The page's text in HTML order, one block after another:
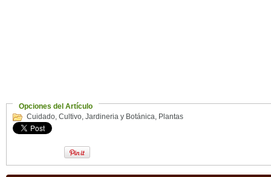
Opciones del Artículo
Cuidado, Cultivo, Jardineria y Botánica, Plantas